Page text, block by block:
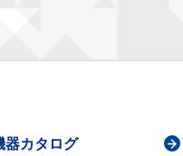
器カタログ